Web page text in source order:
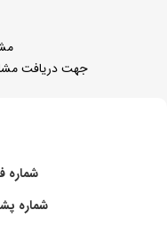
جهت دریافت
شماره